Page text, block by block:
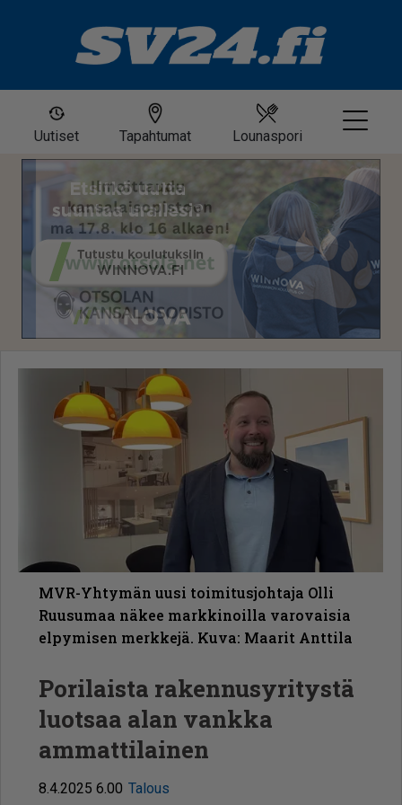
Uutiset Tapahtumat Lounaspori
MVR-Yhtymän uusi toimitusjohtaja Olli
Ruusumaa näkee markkinoilla varovaisia
elpymisen merkkejä. Kuva: Maarit Anttila
Porilaista rakennusyritystä
luotsaa alan vankka
ammattilainen
8.4.2025 6.00 Talous